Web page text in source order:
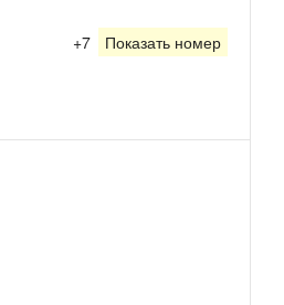
+7 Показать номер